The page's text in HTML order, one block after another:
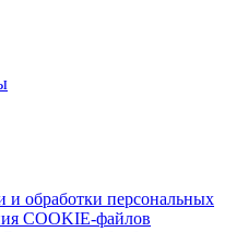
и обработки персональных
COOKIE-файлов